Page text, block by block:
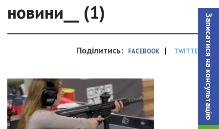
Записатися на консультацiю
новини__ (1)
Поділитись: FACEBOOK | TWITTER